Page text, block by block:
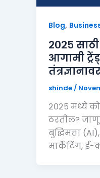
Blog,
२०२५
आगामी
shinde/
२०२५ मध्ये
ठरतील?
बुद्धिमत्ता
मार्केटिंग,